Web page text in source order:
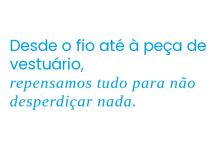
Desde o fio até à peça de
vestuário,
repensamos tudo para não
desperdiçar nada.